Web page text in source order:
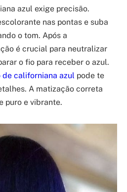
azul exige precisão.
nas pontas e suba
o tom. Após a
é crucial para neutralizar
o fio para receber o azul.
californiana azul pode te
A matização correta
puro e vibrante.